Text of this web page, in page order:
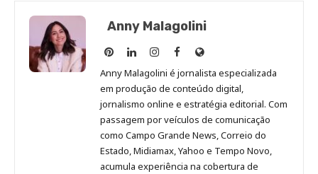
Anny Malagolini
Anny
Malagolini
no
Pinterest
Anny
Malagolini
no
LinkedIn
Anny
Malagolini
no
Instagram
Anny
Malagolini
no
Facebook
Site
de
Anny
Malagolini
Anny Malagolini é jornalista especializada
em produção de conteúdo digital,
jornalismo online e estratégia editorial. Com
passagem por veículos de comunicação
como Campo Grande News, Correio do
Estado, Midiamax, Yahoo e Tempo Novo,
acumula experiência na cobertura de